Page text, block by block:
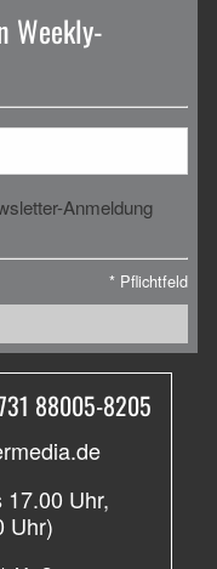
Weekly-
Anmeldung
* Pflichtfeld
88005-8205
Uhr,
Uhr)